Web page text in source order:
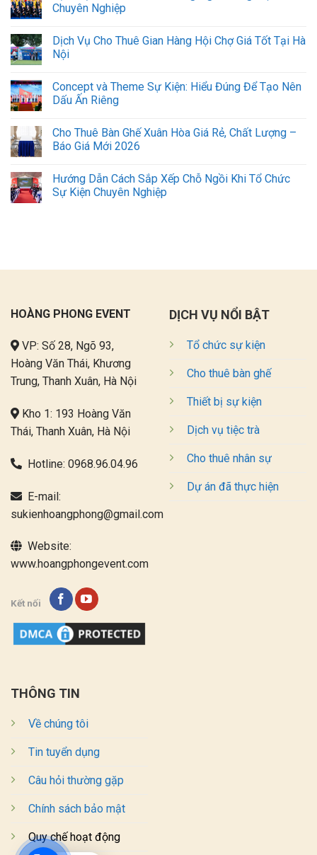
Chuyên Nghiệp
Dịch Vụ Cho Thuê Gian Hàng Hội Chợ Giá Tốt Tại Hà
Nội
Concept và Theme Sự Kiện: Hiểu Đúng Để Tạo Nên
Dấu Ấn Riêng
Cho Thuê Bàn Ghế Xuân Hòa Giá Rẻ, Chất Lượng –
Báo Giá Mới 2026
Hướng Dẫn Cách Sắp Xếp Chỗ Ngồi Khi Tổ Chức
Sự Kiện Chuyên Nghiệp
HOÀNG PHONG EVENT
VP: Số 28, Ngõ 93,
Hoàng Văn Thái, Khương
Trung, Thanh Xuân, Hà Nội
Kho 1: 193 Hoàng Văn
Thái, Thanh Xuân, Hà Nội
Hotline: 0968.96.04.96
E-mail:
sukienhoangphong@gmail.com
Website:
www.hoangphongevent.com
Kết nối
DỊCH VỤ NỔI BẬT
Tổ chức sự kiện
Cho thuê bàn ghế
Thiết bị sự kiện
Dịch vụ tiệc trà
Cho thuê nhân sự
Dự án đã thực hiện
THÔNG TIN
Về chúng tôi
Tin tuyển dụng
Câu hỏi thường gặp
Chính sách bảo mật
Quy chế hoạt động